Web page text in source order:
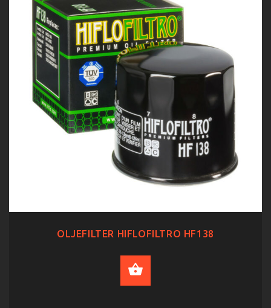
OLJEFILTER HIFLOFILTRO HF138